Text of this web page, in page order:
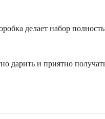
делает набор
дарить и приятно